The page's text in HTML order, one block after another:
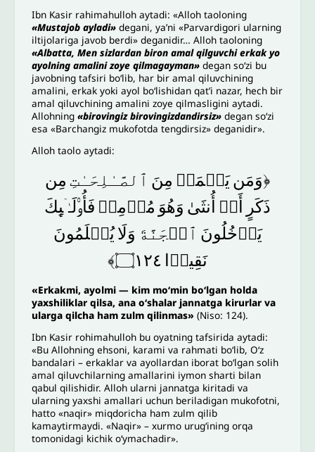
Ibn Kasir rahimahulloh aytadi: «Alloh taoloning
«Mustajob ayladi» degani, ya’ni «Parvardigori ularning
iltijolariga javob berdi» deganidir… Alloh taoloning
«Albatta, Men sizlardan biron amal qilguvchi erkak yo
ayolning amalini zoye qilmagayman» degan so‘zi bu
javobning tafsiri bo‘lib, har bir amal qiluvchining
amalini, erkak yoki ayol bo‘lishidan qat’i nazar, hech bir
amal qiluvchining amalini zoye qilmasligini aytadi.
Allohning«birovingiz birovingizdandirsiz» degan so‘zi
esa «Barchangiz mukofotda tengdirsiz» deganidir».
Alloh taolo aytadi:
﴿وَمَن یَعۡمَلۡ مِنَ ٱلصَّـٰلِحَـٰتِ مِن
ذَكَرٍ
أَوۡ أُنثَىٰ وَهُوَ مُؤۡمِنࣱ فَأُو۟لَـٰۤىِٕكَ
یَدۡخُلُونَ ٱلۡجَنَّةَ وَلَا یُظۡلَمُونَ
نَقِیرࣰا ۝١٢٤﴾
«Erkakmi, ayolmi — kim mo‘min bo‘lgan holda
yaxshiliklar qilsa, ana o‘shalar jannatga kirurlar va
ularga qilcha ham zulm qilinmas»(Niso: 124).
Ibn Kasir rohimahulloh bu oyatning tafsirida aytadi:
«Bu Allohning ehsoni, karami va rahmati bo‘lib, O‘z
bandalari – erkaklar va ayollardan iborat bo‘lgan solih
amal qiluvchilarning amallarini iymon sharti bilan
qabul qilishidir. Alloh ularni jannatga kiritadi va
ularning yaxshi amallari uchun beriladigan mukofotni,
hatto «naqir» miqdoricha ham zulm qilib
kamaytirmaydi. «Naqir» – xurmo urug‘ining orqa
tomonidagi kichik oʻymachadir».